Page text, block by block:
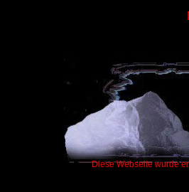
Diese Webseite wurde